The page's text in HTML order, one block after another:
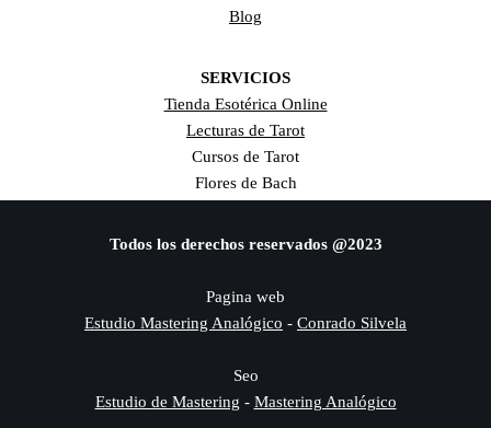
Blog
SERVICIOS
Tienda Esotérica Online
Lecturas de Tarot
Cursos de Tarot
Flores de Bach
Todos los derechos reservados @2023
Pagina web
Estudio Mastering Analógico - Conrado Silvela
Seo
Estudio de Mastering - Mastering Analógico